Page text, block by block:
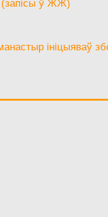
(запісы ў ЖЖ)
ініцыяваў